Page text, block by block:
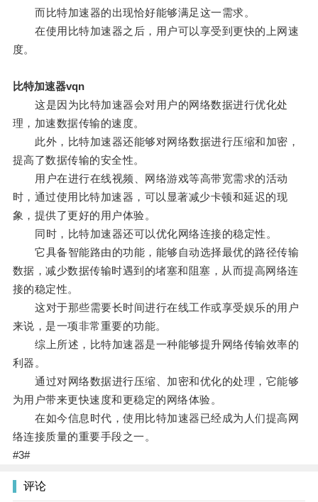
而比特加速器的出现恰好能够满足这一需求。
在使用比特加速器之后，用户可以享受到更快的上网速
度。
比特加速器vqn
这是因为比特加速器会对用户的网络数据进行优化处
理，加速数据传输的速度。
此外，比特加速器还能够对网络数据进行压缩和加密，
提高了数据传输的安全性。
用户在进行在线视频、网络游戏等高带宽需求的活动
时，通过使用比特加速器，可以显著减少卡顿和延迟的现
象，提供了更好的用户体验。
同时，比特加速器还可以优化网络连接的稳定性。
它具备智能路由的功能，能够自动选择最优的路径传输
数据，减少数据传输时遇到的堵塞和阻塞，从而提高网络连
接的稳定性。
这对于那些需要长时间进行在线工作或享受娱乐的用户
来说，是一项非常重要的功能。
综上所述，比特加速器是一种能够提升网络传输效率的
利器。
通过对网络数据进行压缩、加密和优化的处理，它能够
为用户带来更快速度和更稳定的网络体验。
在如今信息时代，使用比特加速器已经成为人们提高网
络连接质量的重要手段之一。
#3#
评论